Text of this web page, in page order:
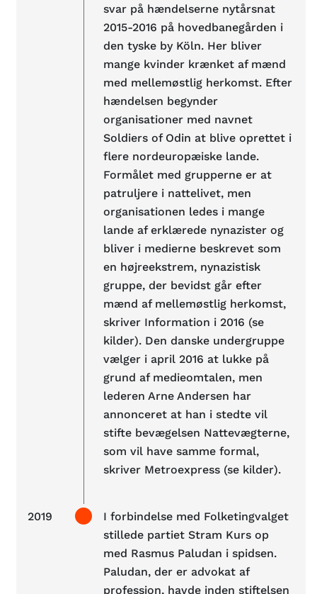
svar på hændelserne nytårsnat
2015-2016 på hovedbanegården i
den tyske by Köln. Her bliver
mange kvinder krænket af mænd
med mellemøstlig herkomst. Efter
hændelsen begynder
organisationer med navnet
Soldiers of Odin at blive oprettet i
flere nordeuropæiske lande.
Formålet med grupperne er at
patruljere i nattelivet, men
organisationen ledes i mange
lande af erklærede nynazister og
bliver i medierne beskrevet som
en højreekstrem, nynazistisk
gruppe, der bevidst går efter
mænd af mellemøstlig herkomst,
skriver Information i 2016 (se
kilder). Den danske undergruppe
vælger i april 2016 at lukke på
grund af medieomtalen, men
lederen Arne Andersen har
annonceret at han i stedte vil
stifte bevægelsen Nattevægterne,
som vil have samme formal,
skriver Metroexpress (se kilder).
2019
I forbindelse med Folketingvalget
stillede partiet Stram Kurs op
med Rasmus Paludan i spidsen.
Paludan, der er advokat af
profession, havde inden stiftelsen